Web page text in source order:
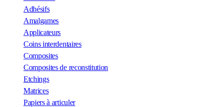
Adhésifs
Amalgames
Applicateurs
Coins interdentaires
Composites
Composites de reconstitution
Etchings
Matrices
Papiers à articuler